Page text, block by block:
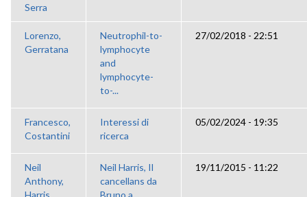
Serra
Lorenzo,
Gerratana
Neutrophil-to-
lymphocyte
and
lymphocyte-
to-...
27/02/2018 - 22:51
Francesco,
Costantini
Interessi di
ricerca
05/02/2024 - 19:35
Neil
Anthony,
Harris
Neil Harris, Il
cancellans da
Bruno a...
19/11/2015 - 11:22